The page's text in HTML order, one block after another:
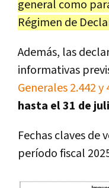
general como
Régimen de
Además, las
informativas
Generales 2.442 y
hasta el 31 de
Fechas claves de
período fiscal